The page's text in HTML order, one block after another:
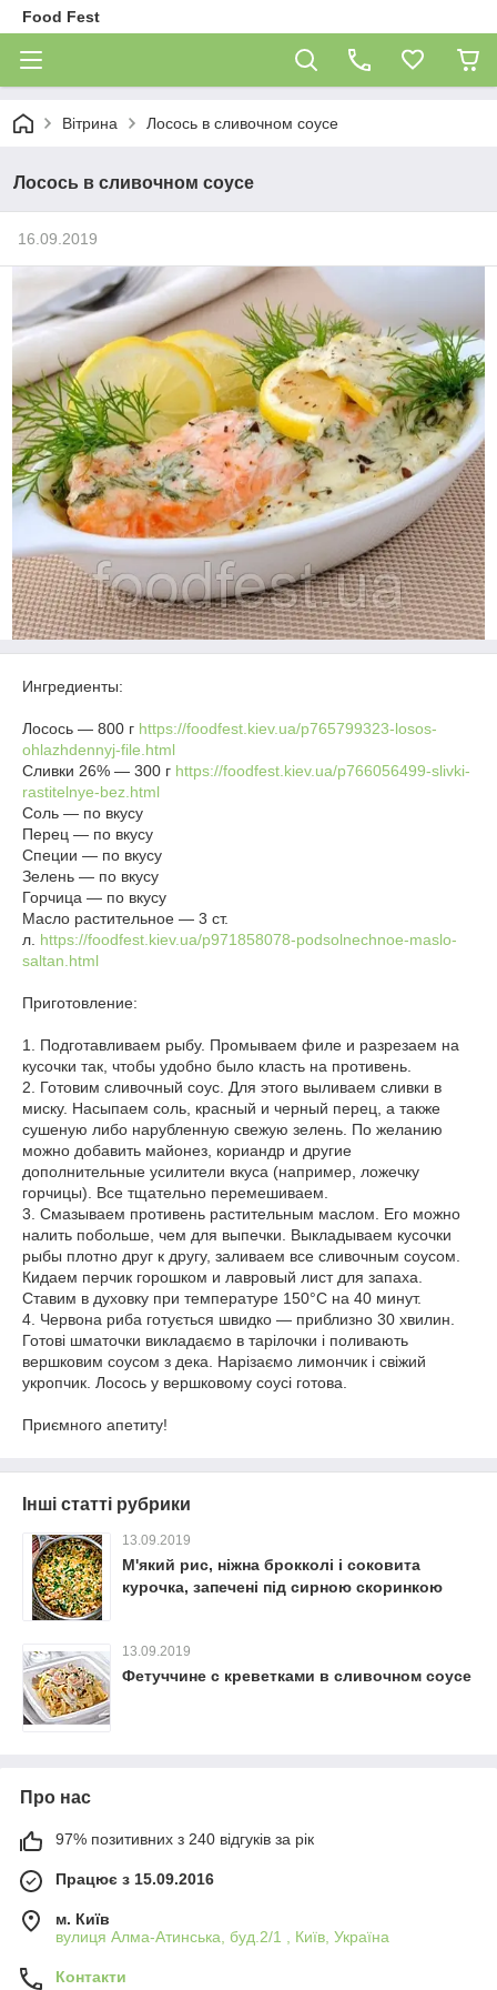
Food Fest
Вітрина Лосось в сливочном соусе
Лосось в сливочном соусе
16.09.2019
Ингредиенты:
Лосось — 800 г https://foodfest.kiev.ua/p765799323-losos-
ohlazhdennyj-file.html
Сливки 26% — 300 г https://foodfest.kiev.ua/p766056499-slivki-
rastitelnye-bez.html
Соль — по вкусу
Перец — по вкусу
Специи — по вкусу
Зелень — по вкусу
Горчица — по вкусу
Масло растительное — 3 ст.
л. https://foodfest.kiev.ua/p971858078-podsolnechnoe-maslo-
saltan.html
Приготовление:
1. Подготавливаем рыбу. Промываем филе и разрезаем на
кусочки так, чтобы удобно было класть на противень.
2. Готовим сливочный соус. Для этого выливаем сливки в
миску. Насыпаем соль, красный и черный перец, а также
сушеную либо нарубленную свежую зелень. По желанию
можно добавить майонез, кориандр и другие
дополнительные усилители вкуса (например, ложечку
горчицы). Все тщательно перемешиваем.
3. Смазываем противень растительным маслом. Его можно
налить побольше, чем для выпечки. Выкладываем кусочки
рыбы плотно друг к другу, заливаем все сливочным соусом.
Кидаем перчик горошком и лавровый лист для запаха.
Ставим в духовку при температуре 150°С на 40 минут.
4. Червона риба готується швидко — приблизно 30 хвилин.
Готові шматочки викладаємо в тарілочки і поливають
вершковим соусом з дека. Нарізаємо лимончик і свіжий
укропчик. Лосось у вершковому соусі готова.
Приємного апетиту!
Інші статті рубрики
13.09.2019
М'який рис, ніжна брокколі і соковита
курочка, запечені під сирною скоринкою
13.09.2019
Фетуччине с креветками в сливочном соусе
Про нас
97% позитивних з 240 відгуків за рік
Працює з 15.09.2016
м. Київ
вулиця Алма-Атинська, буд.2/1 , Київ, Україна
Контакти